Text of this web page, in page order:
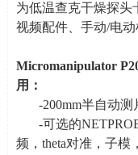
为低温查克干燥探头
视频配件、手动/电动
Micromanipulator
用：
-200mm半自动测
-可选的
频， theta对准，子模